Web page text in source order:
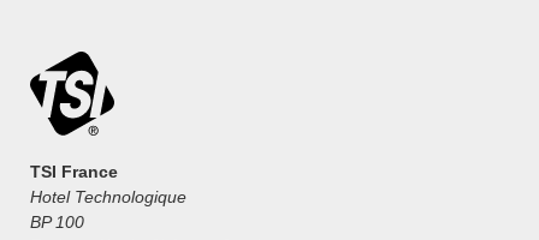
TSI France
Hotel Technologique
BP 100